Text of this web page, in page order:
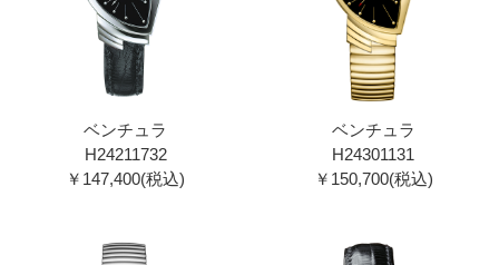
ベンチュラ
H24211732
￥147,400(税込)
ベンチュラ
H24301131
￥150,700(税込)